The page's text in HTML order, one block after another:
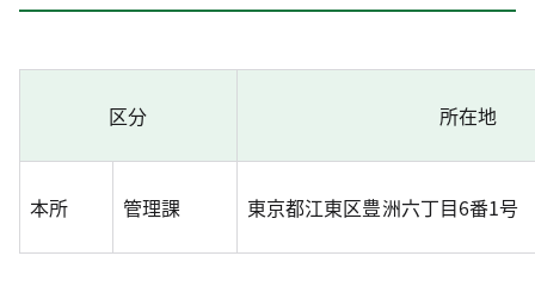
区分 所在地
本所 管理課 東京都江東区豊洲六丁目6番1号